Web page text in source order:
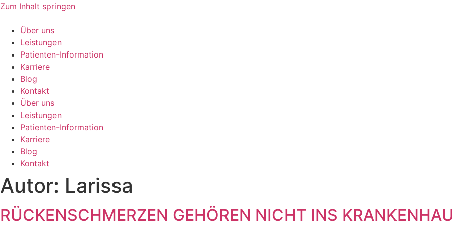
Zum Inhalt springen
Über uns
Leistungen
Patienten-Information
Karriere
Blog
Kontakt
Über uns
Leistungen
Patienten-Information
Karriere
Blog
Kontakt
Autor: Larissa
RÜCKENSCHMERZEN GEHÖREN NICHT INS